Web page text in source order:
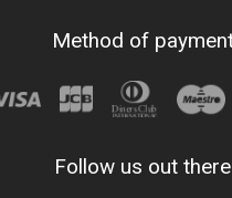
Method of
Follow us out there